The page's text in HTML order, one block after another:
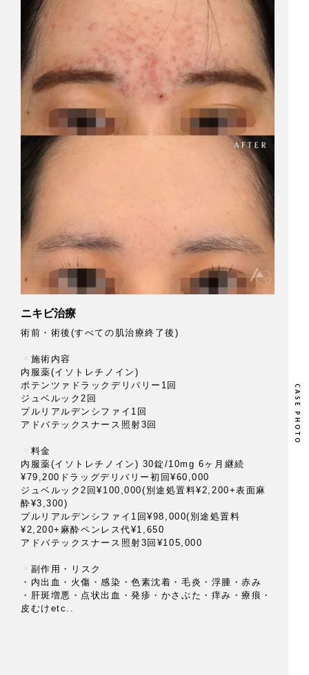
ニキビ治療
術前・術後(すべての肌治療終了後)
施術内容
内服薬(イソトレチノイン)
ポテンツァドラックデリバリー1回
ジュベルック2回
プルリアルデンシファイ1回
アドバテックスナース照射3回
料金
内服薬(イソトレチノイン) 30錠/10mg 6ヶ月継続
¥79,200ドラッグデリバリー初回¥60,000
ジュベルック2回¥100,000(別途処置料¥2,200+表面麻
酔¥3,300)
プルリアルデンシファイ1回¥98,000(別途処置料
¥2,200+麻酔ペンレス代¥1,650
アドバテックスナース照射3回¥105,000
副作用・リスク
・内出血・火傷・感染・色素沈着・毛炎・浮腫・赤み
・肝斑増悪・点状出血・発疹・かさぶた・痒み・療痕・
皮むけetc..
施
麻
※